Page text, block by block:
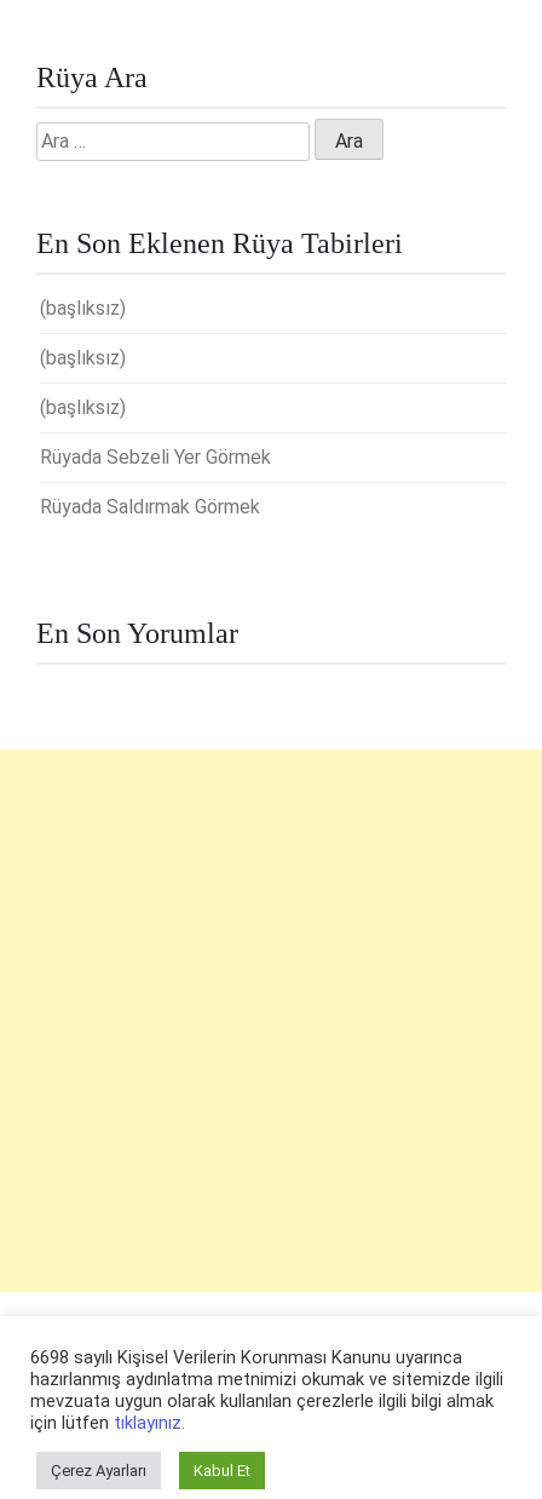
Rüya Ara
Arama:
En Son Eklenen Rüya Tabirleri
(başlıksız)
(başlıksız)
(başlıksız)
Rüyada Sebzeli Yer Görmek
Rüyada Saldırmak Görmek
En Son Yorumlar
© ruyaevi.com 2022
6698 sayılı Kişisel Verilerin Korunması Kanunu uyarınca
hazırlanmış aydınlatma metnimizi okumak ve sitemizde ilgili
mevzuata uygun olarak kullanılan çerezlerle ilgili bilgi almak
için lütfen tıklayınız.
Çerez Ayarları Kabul Et